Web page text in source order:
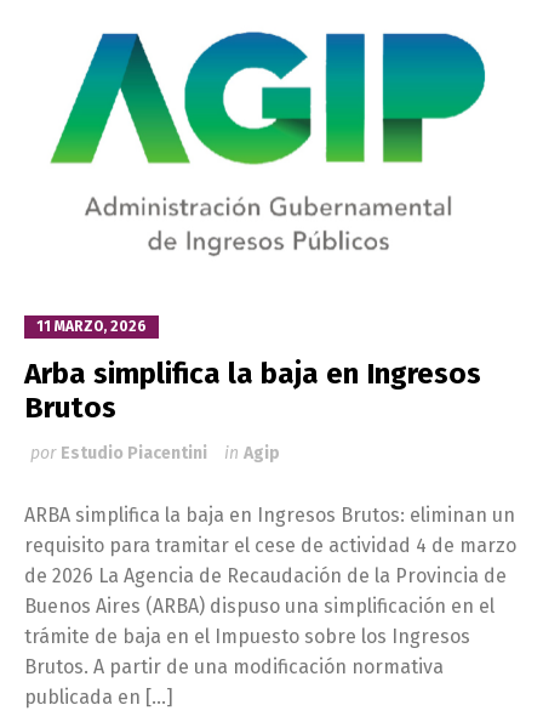
11 MARZO, 2026
Arba simplifica la baja en Ingresos
Brutos
por Estudio Piacentini in Agip
ARBA simplifica la baja en Ingresos Brutos: eliminan un
requisito para tramitar el cese de actividad 4 de marzo
de 2026 La Agencia de Recaudación de la Provincia de
Buenos Aires (ARBA) dispuso una simplificación en el
trámite de baja en el Impuesto sobre los Ingresos
Brutos. A partir de una modificación normativa
publicada en […]